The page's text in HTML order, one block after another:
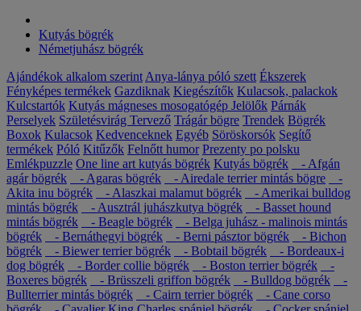
Kutyás bögrék
Németjuhász bögrék
Ajándékok alkalom szerint Anya-lánya póló szett Ékszerek
Fényképes termékek Gazdiknak Kiegészítők Kulacsok, palackok
Kulcstartók Kutyás mágneses mosogatógép Jelölők Párnák
Perselyek Születésvirág Tervező Trágár bögre Trendek Bögrék
Boxok Kulacsok Kedvenceknek Egyéb Söröskorsók Segítő
termékek Póló Kitűzők Felnőtt humor Prezenty po polsku
Emlékpuzzle One line art kutyás bögrék Kutyás bögrék
- Afgán
agár bögrék
- Agaras bögrék - Airedale terrier mintás bögre
-
Akita inu bögrék
- Alaszkai malamut bögrék
- Amerikai bulldog
mintás bögrék
- Ausztrál juhászkutya bögrék
- Basset hound
mintás bögrék
- Beagle bögrék
- Belga juhász - malinois mintás
bögrék
- Bernáthegyi bögrék - Berni pásztor bögrék
- Bichon
bögrék
- Biewer terrier bögrék - Bobtail bögrék
- Bordeaux-i
dog bögrék
- Border collie bögrék - Boston terrier bögrék
-
Boxeres bögrék
- Brüsszeli griffon bögrék - Bulldog bögrék
-
Bullterrier mintás bögrék
- Cairn terrier bögrék
- Cane corso